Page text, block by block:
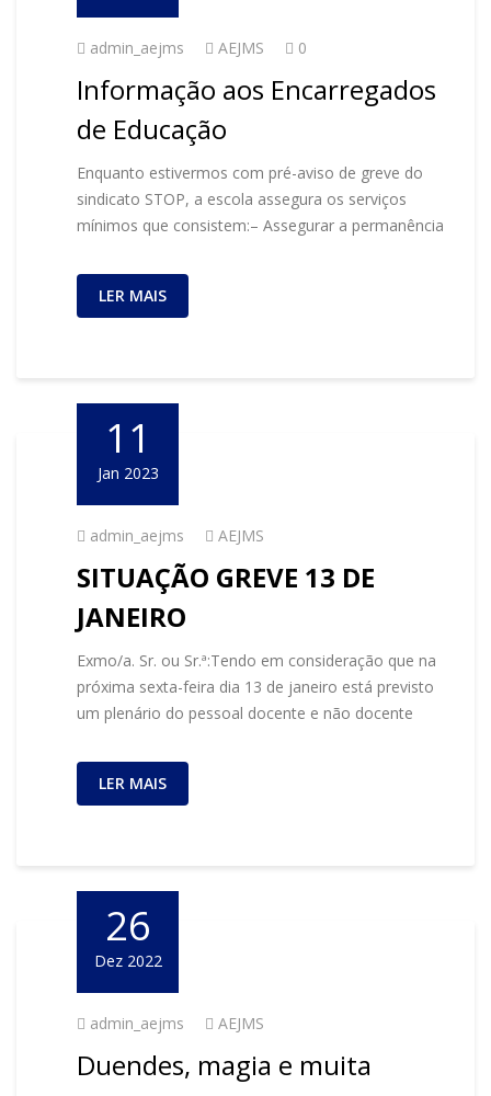
admin_aejms AEJMS 0
Informação aos Encarregados
de Educação
Enquanto estivermos com pré-aviso de greve do
sindicato STOP, a escola assegura os serviços
mínimos que consistem:– Assegurar a permanência
LER MAIS
11
Jan 2023
admin_aejms AEJMS
SITUAÇÃO GREVE 13 DE
JANEIRO
Exmo/a. Sr. ou Sr.ª:Tendo em consideração que na
próxima sexta-feira dia 13 de janeiro está previsto
um plenário do pessoal docente e não docente
LER MAIS
26
Dez 2022
admin_aejms AEJMS
Duendes, magia e muita